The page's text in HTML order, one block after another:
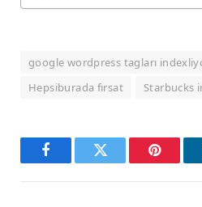
google wordpress tagları
Hepsiburada fırsat
Starbucks
FacebookTwitter